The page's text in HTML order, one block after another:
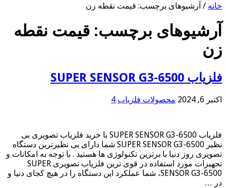
خانه / آرشیوهای برچسب: قیمت نقطه زن
آرشیوهای برچسب: قیمت نقطه
زن
فلزیاب SUPER SENSOR G3-6500
اکتبر 6, 2024 محصولات فلزیاب 4
فلزیاب SUPER SENSOR G3-6500 با خرید فلزیاب تصویری بی
نظیر SUPER SENSOR G3-6500 شما دارای بی نظیرترین دستگاه
تصویری روز دنیا با برترین تکنولوژی ها هستید . با توجه به امکانات و
تجهیزات مورد استفاده در قوی ترین فلزیاب تصویری SUPER
SENSOR G3-6500، شما عملکرد این دستگاه را در هیچ کجای دنیا و
در …